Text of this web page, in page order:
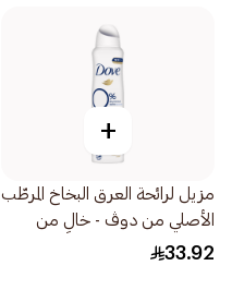
+
مزيل لرائحة العرق البخاخ المرطّب
الأصلي من دوڤ - خالٍ من
الكحول وأملاح الألمنيوم
33.92